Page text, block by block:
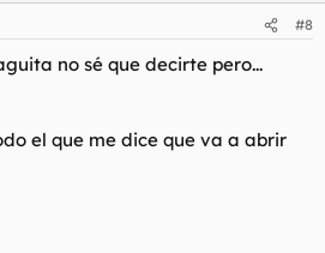
#8
no sé que decirte pero...
el que me dice que va a abrir